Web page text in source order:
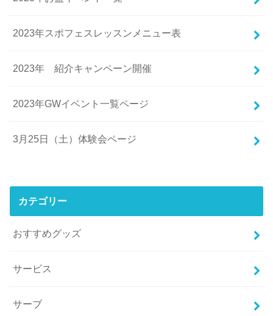
2023年スポフェスレッスンメニュー表
2023年 紹介キャンペーン開催
2023年GWイベント一覧ページ
3月25日（土）体験会ページ
カテゴリー
おすすめグッズ
サービス
サーブ